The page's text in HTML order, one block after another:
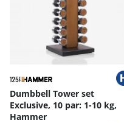
Dumbbell Tower set
Exclusive, 10 par: 1-10 kg,
Hammer